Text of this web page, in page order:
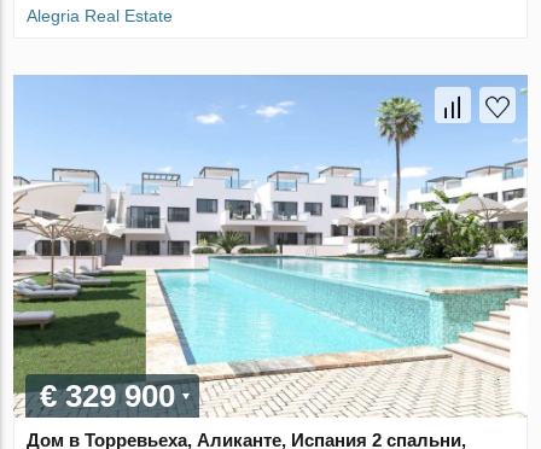
Alegria Real Estate
€ 329 900
Дом в Торревьеха, Аликанте, Испания 2 спальни,